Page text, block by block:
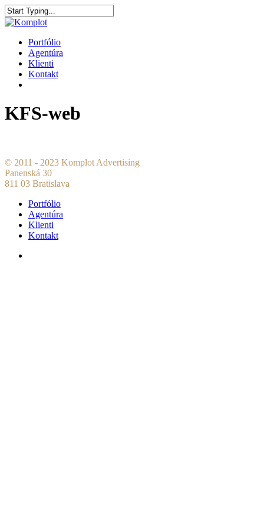
Portfólio
Agentúra
Klienti
Kontakt
KFS-web
© 2011 - 2023 Komplot Advertising
Panenská 30
811 03 Bratislava
Portfólio
Agentúra
Klienti
Kontakt